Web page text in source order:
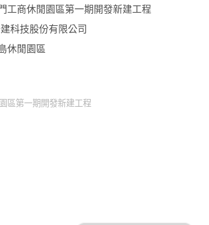
工商休閒園區第一期開發新建工程
科技股份有限公司
休閒園區
區第一期開發新建工程